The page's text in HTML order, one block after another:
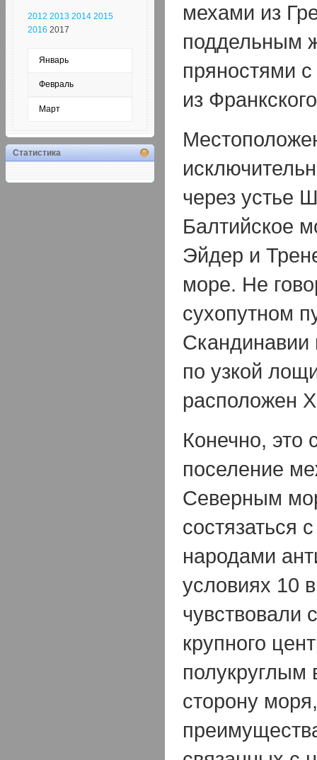
мехами из
поддельным
пряностями
из
через устье
Балтийское
Эйдер и
море. Не
сухопутном
по узкой
расположен
Конечно, это
поселение
Северным
состязаться
народами
условиях 10
чувствовали
крупного
полукруглым
сторону
2012 2013 2014 2015
2016 2017
Январь
Февраль
Март
Статистика